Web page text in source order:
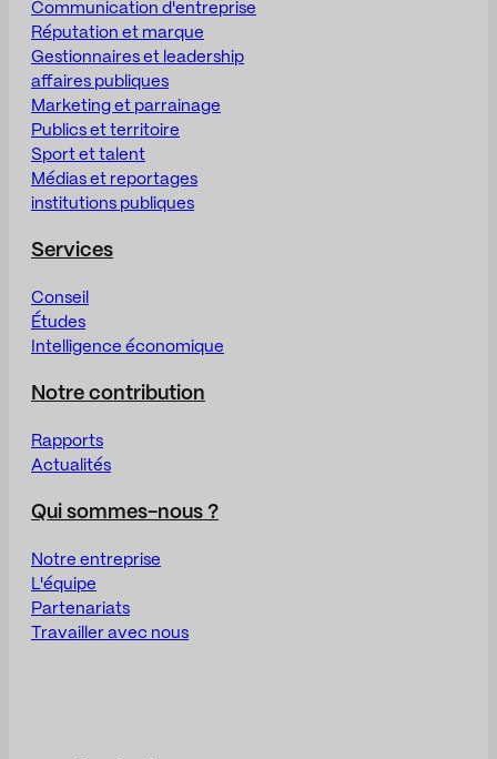
Communication d'entreprise
Réputation et marque
Gestionnaires et leadership
affaires publiques
Marketing et parrainage
Publics et territoire
Sport et talent
Médias et reportages
institutions publiques
Services
Conseil
Études
Intelligence économique
Notre contribution
Rapports
Actualités
Qui sommes-nous ?
Notre entreprise
L'équipe
Partenariats
Travailler avec nous